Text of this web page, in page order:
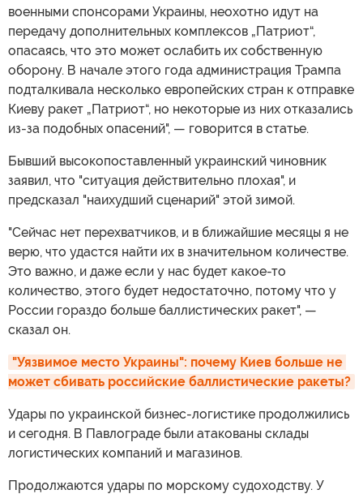
военными спонсорами Украины, неохотно идут на
передачу дополнительных комплексов „Патриот“,
опасаясь, что это может ослабить их собственную
оборону. В начале этого года администрация Трампа
подталкивала несколько европейских стран к отправке
Киеву ракет „Патриот“, но некоторые из них отказались
из-за подобных опасений", — говорится в статье.
Бывший высокопоставленный украинский чиновник
заявил, что "ситуация действительно плохая", и
предсказал "наихудший сценарий" этой зимой.
"Сейчас нет перехватчиков, и в ближайшие месяцы я не
верю, что удастся найти их в значительном количестве.
Это важно, и даже если у нас будет какое-то
количество, этого будет недостаточно, потому что у
России гораздо больше баллистических ракет", —
сказал он.
"Уязвимое место Украины": почему Киев больше не
может сбивать российские баллистические ракеты?
Удары по украинской бизнес-логистике продолжились
и сегодня. В Павлограде были атакованы склады
логистических компаний и магазинов.
Продолжаются удары по морскому судоходству. У